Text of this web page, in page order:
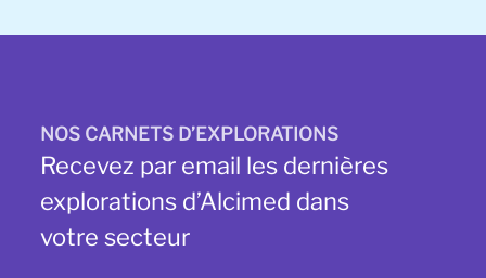
NOS CARNETS D’EXPLORATIONS
Recevez par email les dernières
explorations d’Alcimed dans
votre secteur